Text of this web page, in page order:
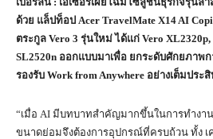
ด้วย แล็ปท็อป Acer TravelMate X14 AI
ตระกูล Vero 3 รุ่นใหม่ ได้แก่ Vero
SL2520n ออกแบบมาเพื่อ ยกระดับศักยภาพ
รองรับ Work from Anywhere อย่างเต็มประ
“เมื่อ AI มีบทบาทสำคัญมากขึ้นในการทำงา
ขนาดย่อมจึงต้องการอุปกรณ์ที่ครบถ้วน ทั้ง เ